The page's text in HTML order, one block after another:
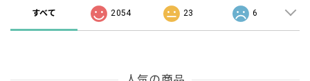
すべて 2054 23 6